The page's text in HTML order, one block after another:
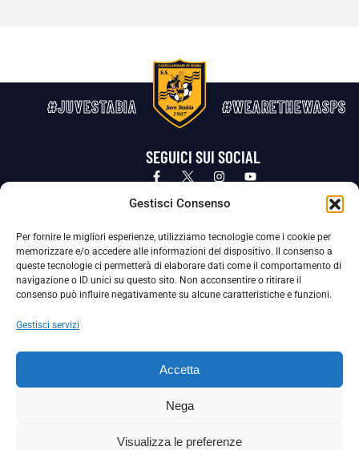
Gestisci Consenso
Per fornire le migliori esperienze, utilizziamo tecnologie come i cookie per
memorizzare e/o accedere alle informazioni del dispositivo. Il consenso a
queste tecnologie ci permetterà di elaborare dati come il comportamento di
navigazione o ID unici su questo sito. Non acconsentire o ritirare il
consenso può influire negativamente su alcune caratteristiche e funzioni.
Gestisci servizi
Accetta
Nega
Visualizza le preferenze
#JUVESTABIA #WEARETHEWASPS
SEGUICI SUI SOCIAL
Privacy Policy Cookie Policy
La Società ha nominato il Responsabile della Protezione dei Dati Personali (DPO), figura specializzata che vigila sulle modalità
adottate dalla nostra Società per tutelare i Suoi dati personali.
Per contattare il DPO può scrivere a
La Società ha inoltre adottato un proprio Codice Etico, consultabile al seguente link:
Scarica il Codice Etico